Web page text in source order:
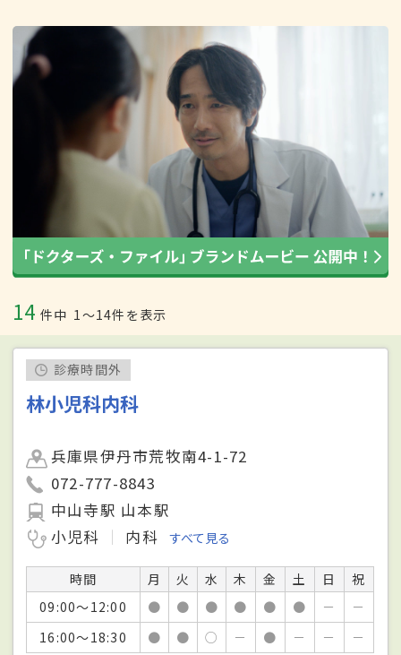
14 件中 1〜14件を表示
診療時間外
林小児科内科
兵庫県伊丹市荒牧南4-1-72
072-777-8843
中山寺駅 山本駅
小児科
内科 すべて見る
時間 月 火 水 木 金 土 日
祝
09:00～12:00
● ● ● ● ● ● －
－
16:00～18:30
● ● ○ － ● － －
－